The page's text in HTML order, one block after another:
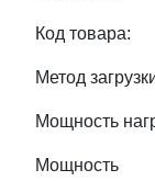
Код товара:
Метод
Мощность
Мощность